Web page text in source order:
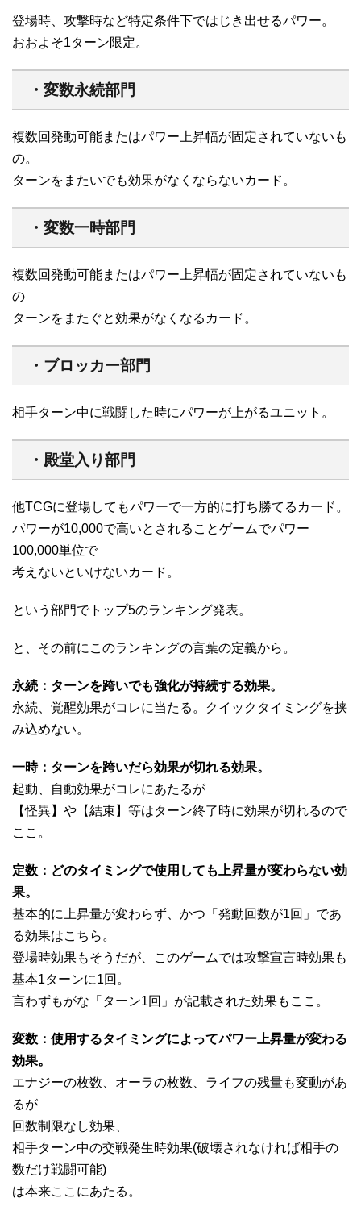
登場時、攻撃時など特定条件下ではじき出せるパワー。
おおよそ1ターン限定。
・変数永続部門
複数回発動可能またはパワー上昇幅が固定されていないも
の。
ターンをまたいでも効果がなくならないカード。
・変数一時部門
複数回発動可能またはパワー上昇幅が固定されていないも
の
ターンをまたぐと効果がなくなるカード。
・ブロッカー部門
相手ターン中に戦闘した時にパワーが上がるユニット。
・殿堂入り部門
他TCGに登場してもパワーで一方的に打ち勝てるカード。
パワーが10,000で高いとされることゲームでパワー
100,000単位で
考えないといけないカード。
という部門でトップ5のランキング発表。
と、その前にこのランキングの言葉の定義から。
永続：ターンを跨いでも強化が持続する効果。
永続、覚醒効果がコレに当たる。クイックタイミングを挟
み込めない。
一時：ターンを跨いだら効果が切れる効果。
起動、自動効果がコレにあたるが
【怪異】や【結束】等はターン終了時に効果が切れるので
ここ。
定数：どのタイミングで使用しても上昇量が変わらない効
果。
基本的に上昇量が変わらず、かつ「発動回数が1回」であ
る効果はこちら。
登場時効果もそうだが、このゲームでは攻撃宣言時効果も
基本1ターンに1回。
言わずもがな「ターン1回」が記載された効果もここ。
変数：使用するタイミングによってパワー上昇量が変わる
効果。
エナジーの枚数、オーラの枚数、ライフの残量も変動があ
るが
回数制限なし効果、
相手ターン中の交戦発生時効果(破壊されなければ相手の
数だけ戦闘可能)
は本来ここにあたる。